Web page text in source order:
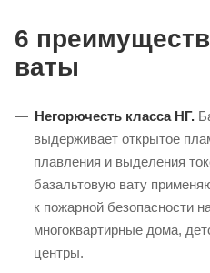
6
ваты
Негорючесть класса НГ.
выдерживает открытое
плавления и выделения
базальтовую вату
к пожарной безопасности
многоквартирные дома,
центры.